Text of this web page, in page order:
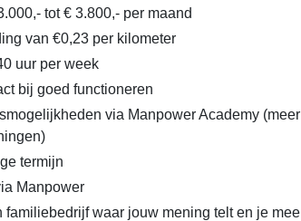
tot € 3.800,- per maand
van €0,23 per kilometer
uur per week
bij goed functioneren
via Manpower Academy (meer
termijn
Manpower
familiebedrijf waar jouw mening telt en je mee